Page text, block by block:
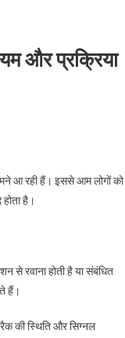
और प्रक्रिया
आ रही हैं। इससे आम लोगों को
है।
से रवाना होती है या संबंधित
हैं।
की स्थिति और सिग्नल